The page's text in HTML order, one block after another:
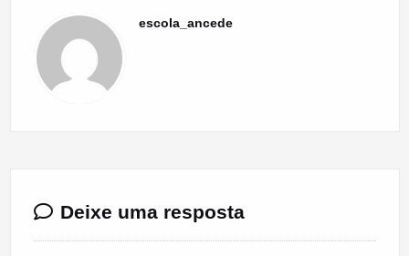
escola_ancede
Deixe uma resposta